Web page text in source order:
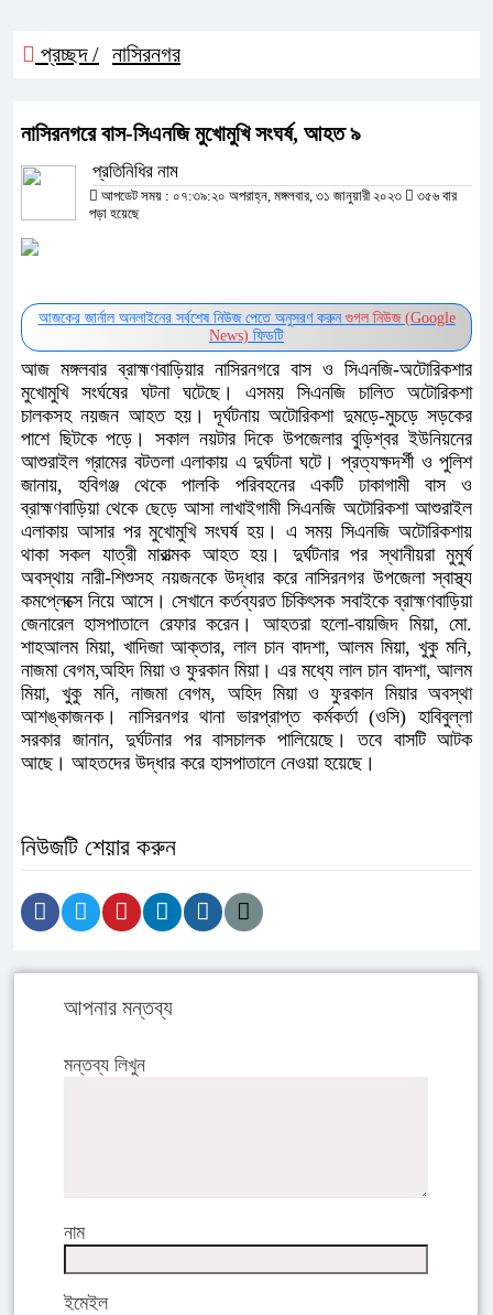
প্রচ্ছদ / নাসিরনগর
নাসিরনগরে বাস-সিএনজি মুখোমুখি সংঘর্ষ, আহত ৯
প্রতিনিধির নাম
আপডেট সময় : ০৭:৩৯:২০ অপরাহ্ন, মঙ্গলবার, ৩১ জানুয়ারী ২০২৩
৩৫৬ বার
পড়া হয়েছে
আজকের জার্নাল অনলাইনের সর্বশেষ নিউজ পেতে অনুসরণ করুন গুগল নিউজ (Google
News) ফিডটি
আজ মঙ্গলবার ব্রাহ্মণবাড়িয়ার নাসিরনগরে বাস ও সিএনজি-অটোরিকশার
মুখোমুখি সংর্ঘষের ঘটনা ঘটেছে। এসময় সিএনজি চালিত অটোরিকশা
চালকসহ নয়জন আহত হয়। দূর্ঘটনায় অটোরিকশা দুমড়ে-মুচড়ে সড়কের
পাশে ছিটকে পড়ে। সকাল নয়টার দিকে উপজেলার বুড়িশ্বর ইউনিয়নের
আশুরাইল গ্রামের বটতলা এলাকায় এ দুর্ঘটনা ঘটে। প্রত্যক্ষদর্শী ও পুলিশ
জানায়, হবিগঞ্জ থেকে পালকি পরিবহনের একটি ঢাকাগামী বাস ও
ব্রাহ্মণবাড়িয়া থেকে ছেড়ে আসা লাখাইগামী সিএনজি অটোরিকশা আশুরাইল
এলাকায় আসার পর মুখোমুখি সংঘর্ষ হয়। এ সময় সিএনজি অটোরিকশায়
থাকা সকল যাত্রী মারাত্মক আহত হয়। দুর্ঘটনার পর স্থানীয়রা মুমুর্ষ
অবস্থায় নারী-শিশুসহ নয়জনকে উদ্ধার করে নাসিরনগর উপজেলা স্বাস্থ্য
কমপ্লেক্সে নিয়ে আসে। সেখানে কর্তব্যরত চিকিৎসক সবাইকে ব্রাহ্মণবাড়িয়া
জেনারেল হাসপাতালে রেফার করেন। আহতরা হলো-বায়জিদ মিয়া, মো.
শাহআলম মিয়া, খাদিজা আক্তার, লাল চান বাদশা, আলম মিয়া, খুকু মনি,
নাজমা বেগম,অহিদ মিয়া ও ফুরকান মিয়া। এর মধ্যে লাল চান বাদশা, আলম
মিয়া, খুকু মনি, নাজমা বেগম, অহিদ মিয়া ও ফুরকান মিয়ার অবস্থা
আশঙ্কাজনক। নাসিরনগর থানা ভারপ্রাপ্ত কর্মকর্তা (ওসি) হাবিবুল্লা
সরকার জানান, দুর্ঘটনার পর বাসচালক পালিয়েছে। তবে বাসটি আটক
আছে। আহতদের উদ্ধার করে হাসপাতালে নেওয়া হয়েছে।
নিউজটি শেয়ার করুন
আপনার মন্তব্য
মন্তব্য লিখুন
নাম
ইমেইল